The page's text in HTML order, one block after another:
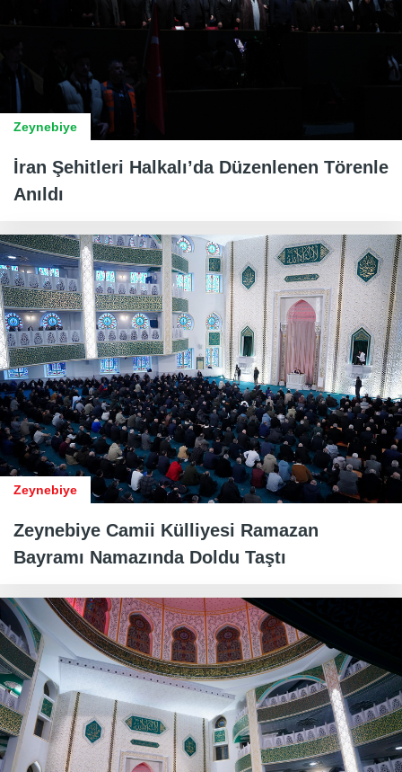
Zeynebiye
İran Şehitleri Halkalı’da Düzenlenen Törenle
Anıldı
Zeynebiye
Zeynebiye Camii Külliyesi Ramazan
Bayramı Namazında Doldu Taştı